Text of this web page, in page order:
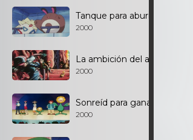
Tanque para aburrir
2000
La ambición del ardiente
2000
Sonreíd para ganar
2000